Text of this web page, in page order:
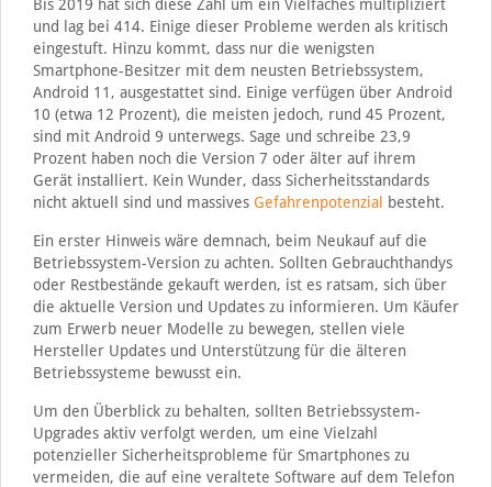
Bis 2019 hat sich diese Zahl um ein Vielfaches multipliziert
und lag bei 414. Einige dieser Probleme werden als kritisch
eingestuft. Hinzu kommt, dass nur die wenigsten
Smartphone-Besitzer mit dem neusten Betriebssystem,
Android 11, ausgestattet sind. Einige verfügen über Android
10 (etwa 12 Prozent), die meisten jedoch, rund 45 Prozent,
sind mit Android 9 unterwegs. Sage und schreibe 23,9
Prozent haben noch die Version 7 oder älter auf ihrem
Gerät installiert. Kein Wunder, dass Sicherheitsstandards
nicht aktuell sind und massives Gefahrenpotenzial besteht.
Ein erster Hinweis wäre demnach, beim Neukauf auf die
Betriebssystem-Version zu achten. Sollten Gebrauchthandys
oder Restbestände gekauft werden, ist es ratsam, sich über
die aktuelle Version und Updates zu informieren. Um Käufer
zum Erwerb neuer Modelle zu bewegen, stellen viele
Hersteller Updates und Unterstützung für die älteren
Betriebssysteme bewusst ein.
Um den Überblick zu behalten, sollten Betriebssystem-
Upgrades aktiv verfolgt werden, um eine Vielzahl
potenzieller Sicherheitsprobleme für Smartphones zu
vermeiden, die auf eine veraltete Software auf dem Telefon